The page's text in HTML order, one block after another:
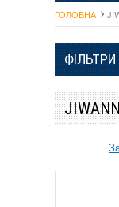
ГОЛОВНА
ФІЛЬТРИ